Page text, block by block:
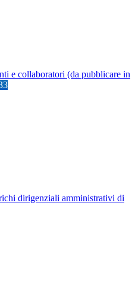
e collaboratori (da pubblicare in
dirigenziali amministrativi di